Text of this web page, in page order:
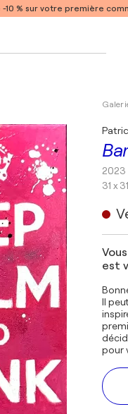
% sur votre première
2023
31 x
est
Il
pour